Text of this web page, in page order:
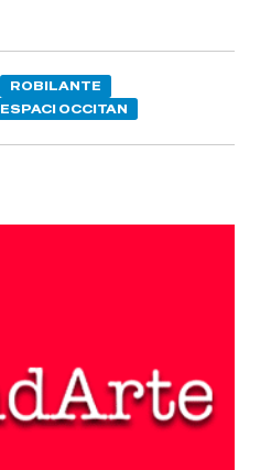
ROBILANTE
ESPACI OCCITAN